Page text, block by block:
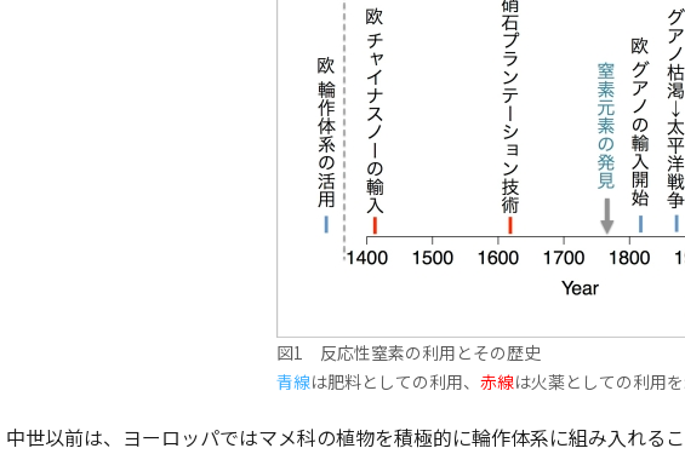
図1 反応性窒素の利用とその歴史
青線は肥料としての利用、 赤線は火薬としての利用を
中世以前は、ヨーロッパではマメ科の植物を積極的に輪作体系に組み入れる